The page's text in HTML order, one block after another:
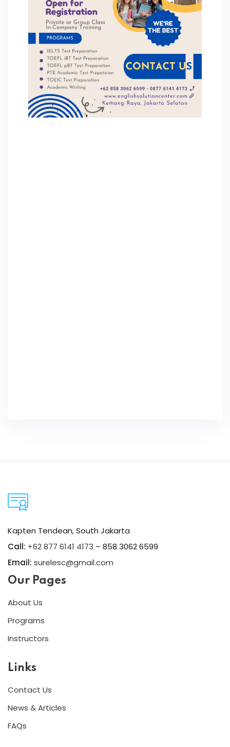
Kapten Tendean, South Jakarta
Call: +62 877 6141 4173 – 858 3062 6599
Email: surelesc@gmail.com
Our Pages
About Us
Programs
Instructors
Links
Contact Us
News & Articles
FAQs